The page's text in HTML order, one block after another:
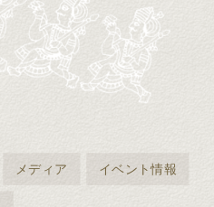
メディア イベント情報